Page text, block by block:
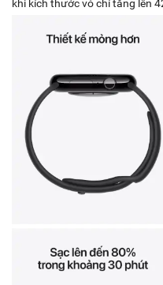
khi kích thước vỏ chỉ tăng lên